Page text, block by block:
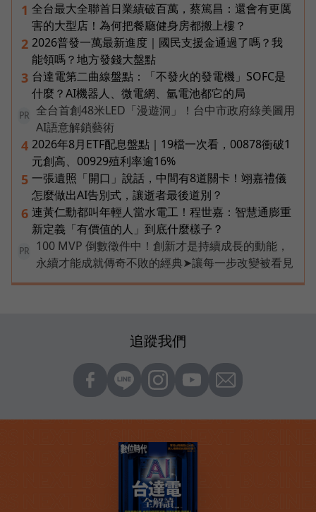
1 全台最大全聯首日業績破百萬，蔡篤昌：還會有更厲
害的大型店！為何把餐廳健身房都搬上樓？
2 2026普發一萬最新進度｜國民支援金通過了嗎？我
能領嗎？地方發錢大盤點
3 台達電第二曲線盤點：「不發火的發電機」SOFC是
什麼？AI機器人、微電網、氫電池都它的局
PR
全台首創48米LED「漫遊洞」！台中市政府綠美圖用
AI語意解鎖藝術
4 2026年8月ETF配息盤點｜19檔一次看，00878衝破1
元創高、00929殖利率逾16%
5 一張遺照「開口」說話，中間有8道關卡！翊嘉禮儀
怎麼做出AI告別式，讓逝者最後道別？
6 連黃仁勳都叫年輕人當水電工！程世嘉：智慧通膨重
新定義「有價值的人」到底什麼樣子？
PR
100 MVP 倒數徵件中！創新才是持續成長的動能，
永續才能成就傳奇不敗的經典➤讓每一步改變被看見
追蹤我們